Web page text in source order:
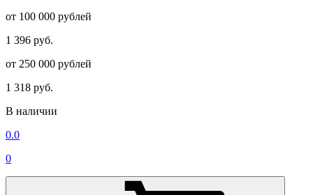
от 100 000 рублей
1 396 руб.
от 250 000 рублей
1 318 руб.
В наличии
0.0
0